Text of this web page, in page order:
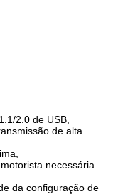
2.0 de USB,
de alta
necessária.
da configuração de